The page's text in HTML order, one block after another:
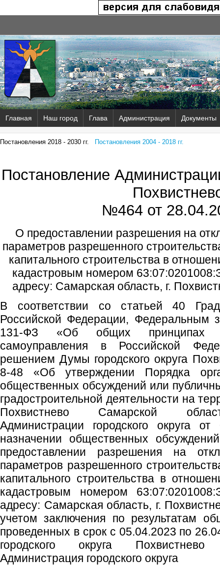
Главная Наш город Глава Администрация Документы
Постановления 2018 - 2030 гг. Постановления 2004 - 2018 гг.
Постановление
№464 от
О предоставлении разрешения на
параметров разрешенного
капитального строительства в
кадастровым номером
адресу: Самарская область, г.
В соответствии со статьей 40
Российской Федерации, Федеральным
131-ФЗ «Об общих принципах
самоуправления в Российской
решением Думы городского округа
8-48 «Об утверждении Порядка
общественных обсуждений или
градостроительной деятельности на
Похвистнево Самарской
Администрации городского
назначении общественных
предоставлении разрешения на
параметров разрешенного
капитального строительства в
кадастровым номером
адресу: Самарская область, г.
учетом заключения по результатам
проведенных в срок с 05.04.2023 по
городского округа
Администрация городского округа